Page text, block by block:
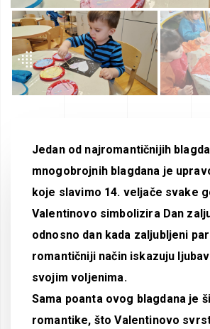
Jedan od najromantičnijih
mnogobrojnih blagdana je
koje slavimo 14. veljače svake
Valentinovo simbolizira Dan
odnosno dan kada zaljubljeni
romantičniji način iskazuju
svojim voljenima.
Sama poanta ovog blagdana je
romantike, što Valentinovo